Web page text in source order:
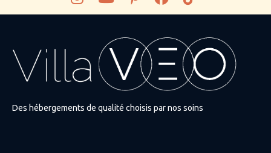
Des hébergements de qualité choisis par nos soins